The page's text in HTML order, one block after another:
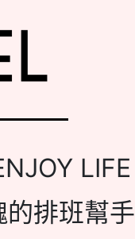
LIFE
排班幫手